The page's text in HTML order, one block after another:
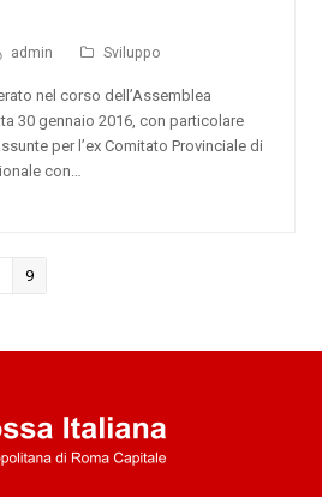
admin Sviluppo
nel corso dell’Assemblea
30 gennaio 2016, con particolare
per l’ex Comitato Provinciale di
con…
Pagina
9